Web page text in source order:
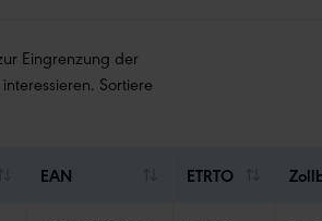
Eingrenzung der
Sortiere
EAN ETRTO